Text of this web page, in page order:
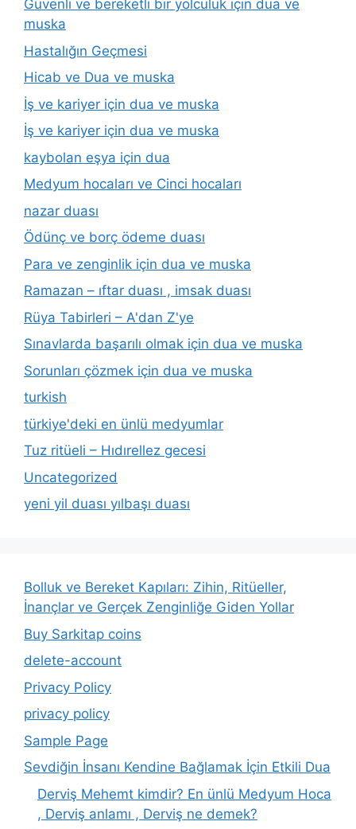
Güvenli ve bereketli bir yolculuk için dua ve
muska
Hastalığın Geçmesi
Hicab ve Dua ve muska
İş ve kariyer için dua ve muska
İş ve kariyer için dua ve muska
kaybolan eşya için dua
Medyum hocaları ve Cinci hocaları
nazar duası
Ödünç ve borç ödeme duası
Para ve zenginlik için dua ve muska
Ramazan – ıftar duası , imsak duası
Rüya Tabirleri – A'dan Z'ye
Sınavlarda başarılı olmak için dua ve muska
Sorunları çözmek için dua ve muska
turkish
türkiye'deki en ünlü medyumlar
Tuz ritüeli – Hıdırellez gecesi
Uncategorized
yeni yil duası yılbaşı duası
Bolluk ve Bereket Kapıları: Zihin, Ritüeller,
İnançlar ve Gerçek Zenginliğe Giden Yollar
Buy Sarkitap coins
delete-account
Privacy Policy
privacy policy
Sample Page
Sevdiğin İnsanı Kendine Bağlamak İçin Etkili Dua
Derviş Mehemt kimdir? En ünlü Medyum Hoca
, Derviş anlamı , Derviş ne demek?